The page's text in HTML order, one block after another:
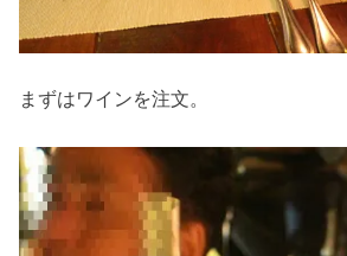
まずはワインを注文。